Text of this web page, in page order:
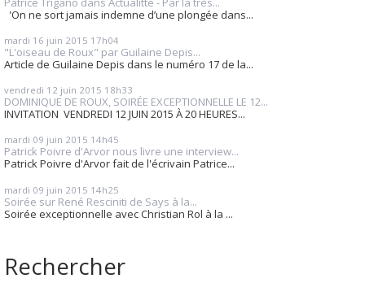
'On ne sort jamais indemne d’une plongée dans...
mardi 16 juin 2015 17h04
"L'oiseau de Roux" par Guilaine Depis...
Article de Guilaine Depis dans le numéro 17 de la...
vendredi 12 juin 2015 18h33
DOMINIQUE DE ROUX, SOIRÉE EXCEPTIONNELLE LE 12...
INVITATION VENDREDI 12 JUIN 2015 À 20 HEURES...
mardi 09 juin 2015 14h45
Patrick Poivre d'Arvor nous livre une interview...
Patrick Poivre d'Arvor fait de l'écrivain Patrice...
mardi 09 juin 2015 14h25
Soirée sur René Resciniti de Says à la...
Soirée exceptionnelle avec Christian Rol à la ...
Rechercher